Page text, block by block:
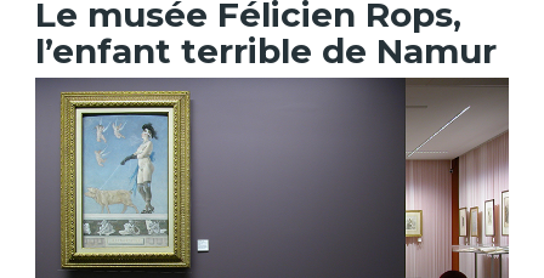
Le musée Félicien Rops,
l’enfant terrible de Namur